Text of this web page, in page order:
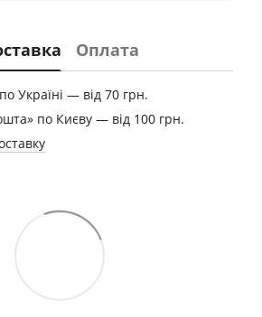
Оплата
Україні — від 70 грн.
по Києву — від 100 грн.